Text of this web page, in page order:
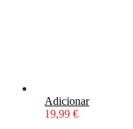
Adicionar
19,99 €